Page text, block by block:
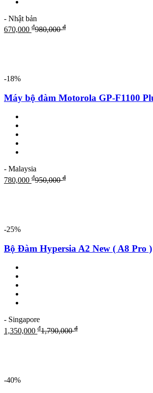
- Nhật bản
670,000 ₫980,000₫
-18%
Máy bộ đàm Motorola GP-F1100
- Malaysia
780,000 ₫950,000₫
-25%
Bộ Đàm Hypersia A2 New ( A8 Pro )
- Singapore
1,350,000 ₫1,790,000₫
-40%